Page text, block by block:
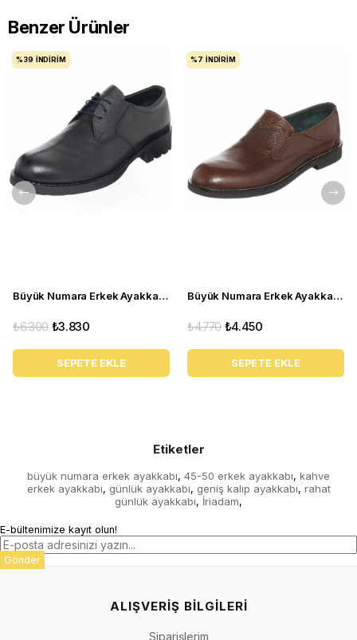
Benzer Ürünler
Büyük Numara Erkek Ayakkabı S946 Siyah Deri
₺3.830
₺6.300
SEPETE EKLE
%39 İNDIRIM
Büyük Numara Erkek Ayakkabı CS941 Kahve
₺4.450
₺4.770
SEPETE EKLE
%7 İNDIRIM
Etiketler
büyük numara erkek ayakkabı, 45-50 erkek ayakkabı, kahve
erkek ayakkabı, günlük ayakkabı, geniş kalıp ayakkabı, rahat
günlük ayakkabı, İriadam,
E-bültenimize kayıt olun!
Gönder
ALIŞVERİŞ BİLGİLERİ
Siparişlerim